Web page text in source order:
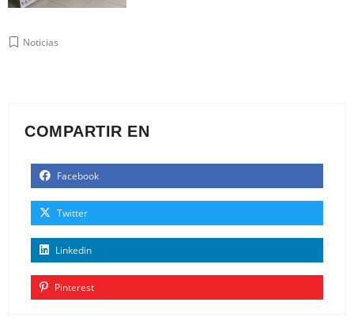
Noticias
COMPARTIR EN
Facebook
Twitter
Linkedin
Pinterest